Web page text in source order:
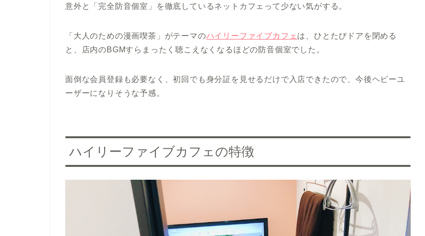
意外と「完全防音個室」を徹底しているネットカフェって少ない気がする。
「大人のための漫画喫茶」がテーマのハイリーファイブカフェ は、ひとたびドアを閉める
と、店内のBGMすらまったく聴こえなくなるほどの防音個室でした。
面倒な会員登録も必要なく、初回でも身分証を見せるだけで入店できたので、今後ヘビーユ
ーザーになりそうな予感。
ハイリーファイブカフェの特徴